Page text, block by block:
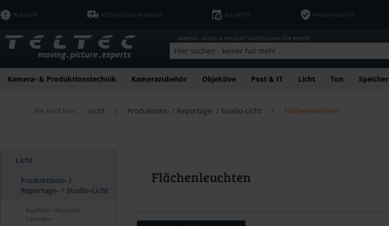
B2B SHOP KOSTENLOSER VERSAND* FLEXMIETE PRODUKTSCHUTZ
KAMERA-, VIDEO- & PRODUKTIONSTECHNIK FÜR PROFIS
Kamera- & Produktionstechnik Kamerazubehör Objektive Post & IT Licht Ton Speicher
Sie sind hier: Licht / Produktions- / Reportage- / Studio-Licht / Flächenleuchten
Licht
Produktions- /
Reportage- / Studio-Licht
Kopflicht / Kompakt-
Leuchten
Flächenleuchten